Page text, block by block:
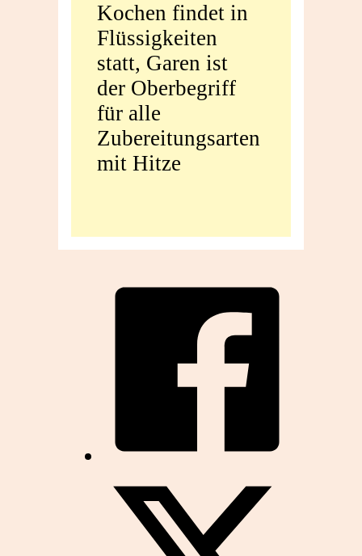
Kochen findet in
Flüssigkeiten
statt, Garen ist
der Oberbegriff
für alle
Zubereitungsarten
mit Hitze